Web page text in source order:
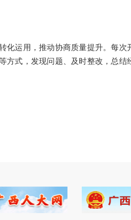
运用，推动协商质量提升。每次
式，发现问题、及时整改，总